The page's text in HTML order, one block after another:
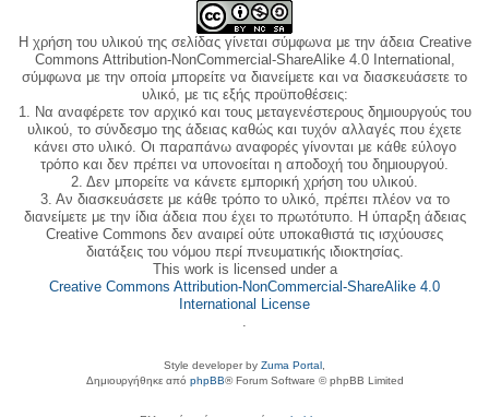
Η χρήση του υλικού της σελίδας γίνεται σύμφωνα με την άδεια Creative
Commons Attribution-NonCommercial-ShareAlike 4.0 International,
σύμφωνα με την οποία μπορείτε να διανείμετε και να διασκευάσετε το
υλικό, με τις εξής προϋποθέσεις:
1. Να αναφέρετε τον αρχικό και τους μεταγενέστερους δημιουργούς του
υλικού, το σύνδεσμο της άδειας καθώς και τυχόν αλλαγές που έχετε
κάνει στο υλικό. Οι παραπάνω αναφορές γίνονται με κάθε εύλογο
τρόπο και δεν πρέπει να υπονοείται η αποδοχή του δημιουργού.
2. Δεν μπορείτε να κάνετε εμπορική χρήση του υλικού.
3. Αν διασκευάσετε με κάθε τρόπο το υλικό, πρέπει πλέον να το
διανείμετε με την ίδια άδεια που έχει το πρωτότυπο. Η ύπαρξη άδειας
Creative Commons δεν αναιρεί ούτε υποκαθιστά τις ισχύουσες
διατάξεις του νόμου περί πνευματικής ιδιοκτησίας.
This work is licensed under a
Creative Commons Attribution-NonCommercial-ShareAlike 4.0
International License
Style developer by Zuma Portal ,
Δημιουργήθηκε από phpBB® Forum Software © phpBB Limited